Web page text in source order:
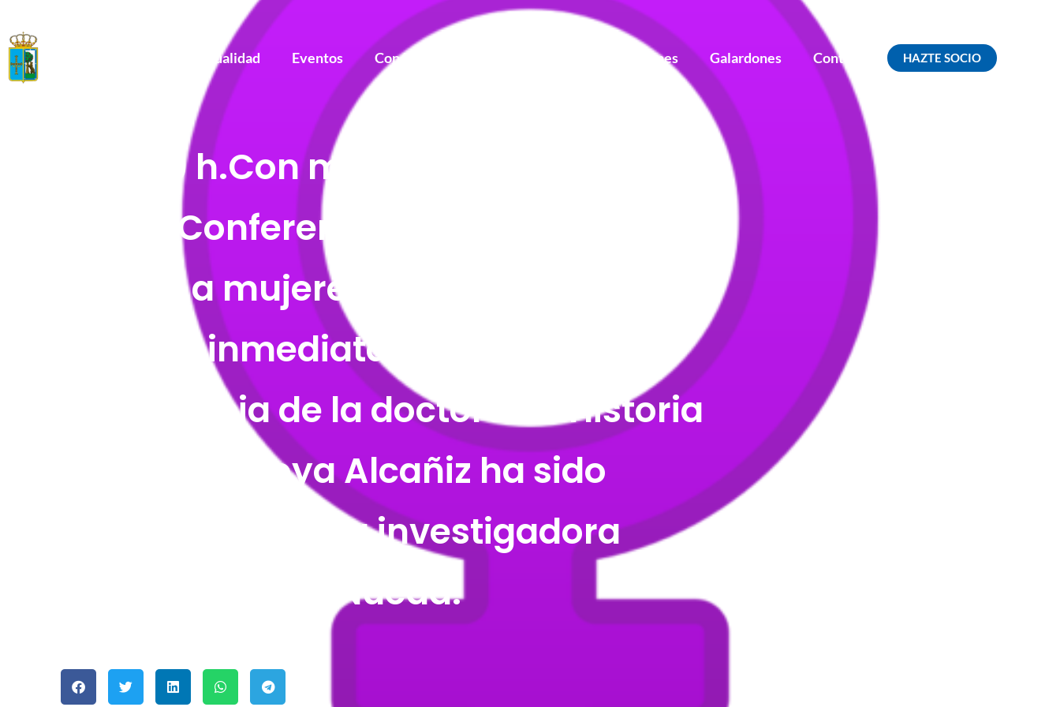
Actualidad Eventos Conócenos Agrupaciones Galardones Contacto HAZTE SOCIO
A las 19 h.Con motivo del Día de la
Mujer: Conferencia «Consejos de
Guerra a mujeres durante la guerra
civil y la inmediata posguerra».Esta
conferencia de la doctora en Historia
Francisca Moya Alcañiz ha sido
organizada por la investigadora
Eulalia Ramírez Nueda.